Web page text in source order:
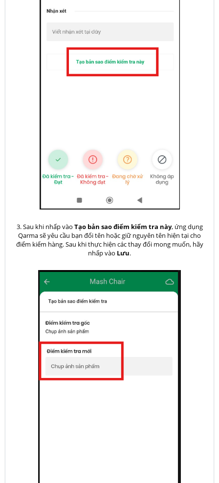
3. Sau khi nhấp vào Tạo bản sao điểm kiểm tra này, ứng dụng
Qarma sẽ yêu cầu bạn đổi tên hoặc giữ nguyên tên hiện tại cho
điểm kiểm hàng. Sau khi thực hiện các thay đổi mong muốn, hãy
nhấp vào Lưu.